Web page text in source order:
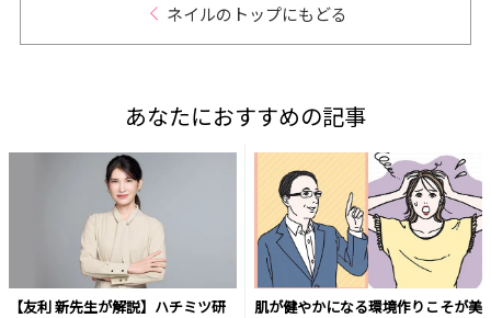
ネイルのトップにもどる
あなたにおすすめの記事
【友利 新先生が解説】ハチミツ研
肌が健やかになる環境作りこそが美